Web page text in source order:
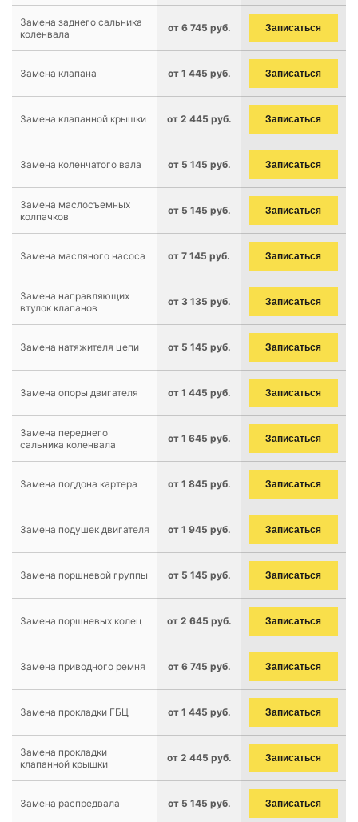
Замена заднего сальника
коленвала
от 6 745 руб. Записаться
Замена клапана от 1 445 руб. Записаться
Замена клапанной крышки от 2 445 руб. Записаться
Замена коленчатого вала от 5 145 руб. Записаться
Замена маслосъемных
колпачков
от 5 145 руб. Записаться
Замена масляного насоса от 7 145 руб. Записаться
Замена направляющих
втулок клапанов
от 3 135 руб. Записаться
Замена натяжителя цепи от 5 145 руб. Записаться
Замена опоры двигателя от 1 445 руб. Записаться
Замена переднего
сальника коленвала
от 1 645 руб. Записаться
Замена поддона картера от 1 845 руб. Записаться
Замена подушек двигателя от 1 945 руб. Записаться
Замена поршневой группы от 5 145 руб. Записаться
Замена поршневых колец от 2 645 руб. Записаться
Замена приводного ремня от 6 745 руб. Записаться
Замена прокладки ГБЦ от 1 445 руб. Записаться
Замена прокладки
клапанной крышки
от 2 445 руб. Записаться
Замена распредвала от 5 145 руб. Записаться